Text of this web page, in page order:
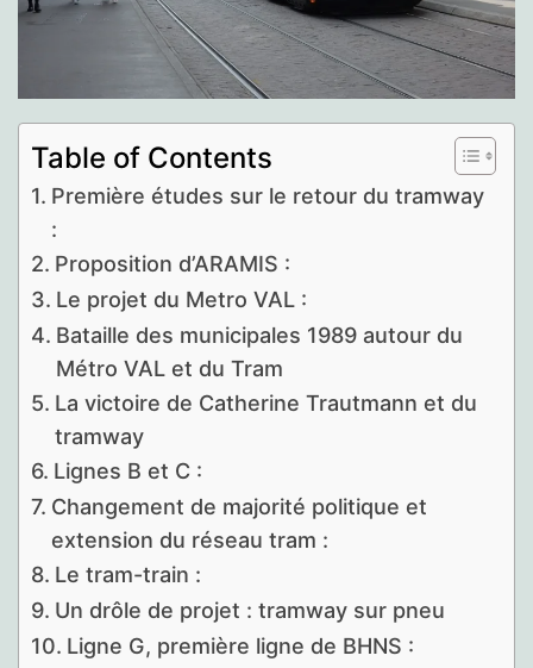
Table of Contents
Première études sur le retour du tramway
:
Proposition d’ARAMIS :
Le projet du Metro VAL :
Bataille des municipales 1989 autour du
Métro VAL et du Tram
La victoire de Catherine Trautmann et du
tramway
Lignes B et C :
Changement de majorité politique et
extension du réseau tram :
Le tram-train :
Un drôle de projet : tramway sur pneu
Ligne G, première ligne de BHNS :